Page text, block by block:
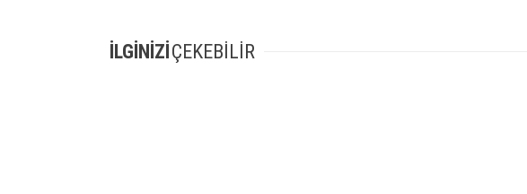
İLGİNİZİ ÇEKEBİLİR